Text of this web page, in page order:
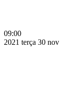
09:00
2021 terça 30 nov